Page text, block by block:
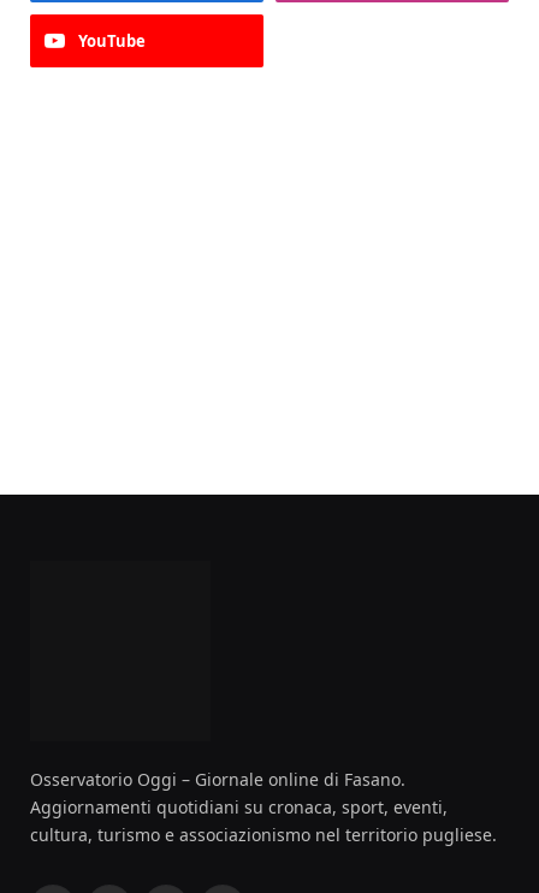
YouTube
Osservatorio Oggi – Giornale online di Fasano.
Aggiornamenti quotidiani su cronaca, sport, eventi,
cultura, turismo e associazionismo nel territorio pugliese.